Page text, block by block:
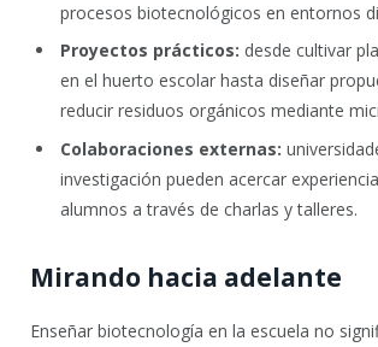
procesos biotecnológicos en entornos
Proyectos prácticos: desde cultivar
en el huerto escolar hasta diseñar
reducir residuos orgánicos mediante
Colaboraciones externas:
investigación pueden acercar
alumnos a través de charlas y talleres.
Mirando hacia adelante
Enseñar biotecnología en la escuela no